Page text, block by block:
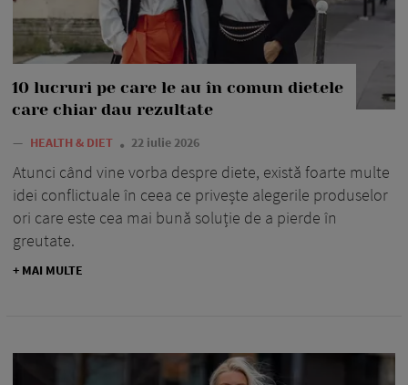
10 lucruri pe care le au în comun dietele
care chiar dau rezultate
— HEALTH & DIET 22 iulie 2026
Atunci când vine vorba despre diete, există foarte multe
idei conflictuale în ceea ce privește alegerile produselor
ori care este cea mai bună soluție de a pierde în
greutate.
+ MAI MULTE